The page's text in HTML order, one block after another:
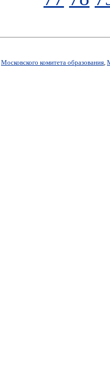
Московского комитета образования,